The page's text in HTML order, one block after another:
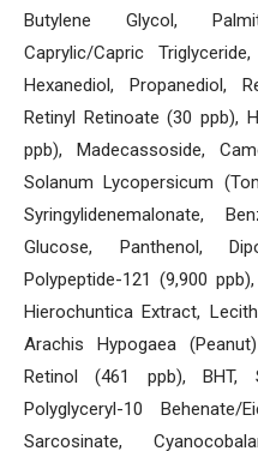
Butylene Glycol,
Caprylic/Capric
Hexanediol, Propanediol,
Retinyl Retinoate (30 ppb),
ppb), Madecassoside,
Solanum Lycopersicum
Syringylidenemalonate,
Glucose, Panthenol,
Polypeptide-121 (9,900
Hierochuntica Extract,
Arachis Hypogaea
Retinol (461 ppb), BHT,
Polyglyceryl-10 Behenate/
Sarcosinate,